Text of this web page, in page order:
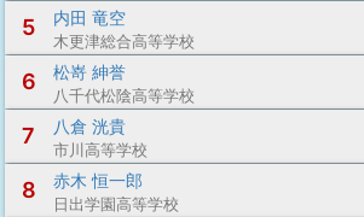
5 内田 竜空
木更津総合高等学校
6 松嵜 紳誉
八千代松陰高等学校
7 八倉 洸貴
市川高等学校
8 赤木 恒一郎
日出学園高等学校